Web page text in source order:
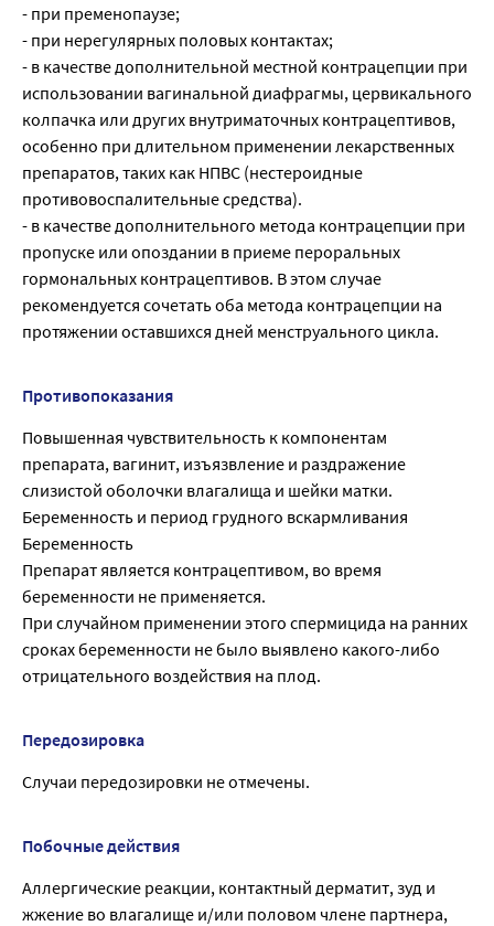
- при пременопаузе;
- при нерегулярных половых контактах;
- в качестве дополнительной местной контрацепции при
использовании вагинальной диафрагмы, цервикального
колпачка или других внутриматочных контрацептивов,
особенно при длительном применении лекарственных
препаратов, таких как НПВС (нестероидные
противовоспалительные средства).
- в качестве дополнительного метода контрацепции при
пропуске или опоздании в приеме пероральных
гормональных контрацептивов. В этом случае
рекомендуется сочетать оба метода контрацепции на
протяжении оставшихся дней менструального цикла.
Противопоказания
Повышенная чувствительность к компонентам
препарата, вагинит, изъязвление и раздражение
слизистой оболочки влагалища и шейки матки.
Беременность и период грудного вскармливания
Беременность
Препарат является контрацептивом, во время
беременности не применяется.
При случайном применении этого спермицида на ранних
сроках беременности не было выявлено какого-либо
отрицательного воздействия на плод.
Передозировка
Случаи передозировки не отмечены.
Побочные действия
Аллергические реакции, контактный дерматит, зуд и
жжение во влагалище и/или половом члене партнера,